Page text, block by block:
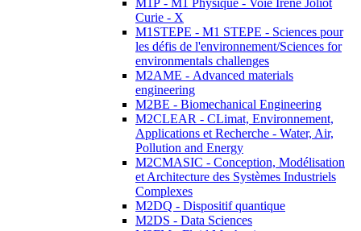
M1P - M1 Physique - Voie Irène Joliot
Curie - X
M1STEPE - M1 STEPE - Sciences pour
les défis de l'environnement/Sciences for
environmentals challenges
M2AME - Advanced materials
engineering
M2BE - Biomechanical Engineering
M2CLEAR - CLimat, Environnement,
Applications et Recherche - Water, Air,
Pollution and Energy
M2CMASIC - Conception, Modélisation
et Architecture des Systèmes Industriels
Complexes
M2DQ - Dispositif quantique
M2DS - Data Sciences